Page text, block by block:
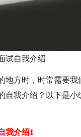
试自我介绍
地方时，时常需要我
自我介绍？以下是
我介绍1